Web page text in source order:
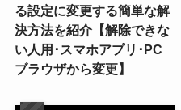
る設定に変更する簡単な解
決方法を紹介【解除できな
い人用･スマホアプリ･PC
ブラウザから変更】